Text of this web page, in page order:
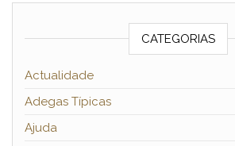
CATEGORIAS
Actualidade
Adegas Típicas
Ajuda